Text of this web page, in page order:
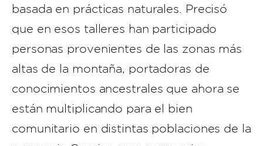
basada en prácticas naturales. Precisó
que en esos talleres han participado
personas provenientes de las zonas más
altas de la montaña, portadoras de
conocimientos ancestrales que ahora se
están multiplicando para el bien
comunitario en distintas poblaciones de la